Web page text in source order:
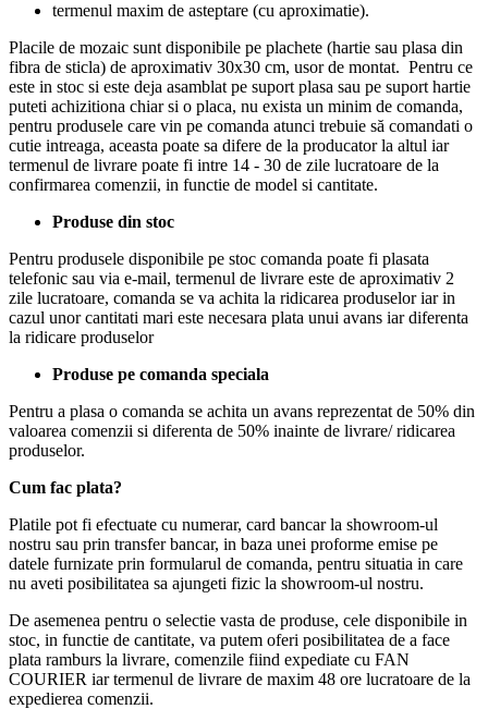
termenul maxim de asteptare (cu aproximatie).
Placile de mozaic sunt disponibile pe plachete (hartie sau plasa din
fibra de sticla) de aproximativ 30x30 cm, usor de montat. Pentru ce
este in stoc si este deja asamblat pe suport plasa sau pe suport hartie
puteti achizitiona chiar si o placa, nu exista un minim de comanda,
pentru produsele care vin pe comanda atunci trebuie să comandati o
cutie intreaga, aceasta poate sa difere de la producator la altul iar
termenul de livrare poate fi intre 14 - 30 de zile lucratoare de la
confirmarea comenzii, in functie de model si cantitate.
Produse din stoc
Pentru produsele disponibile pe stoc comanda poate fi plasata
telefonic sau via e-mail, termenul de livrare este de aproximativ 2
zile lucratoare, comanda se va achita la ridicarea produselor iar in
cazul unor cantitati mari este necesara plata unui avans iar diferenta
la ridicare produselor
Produse pe comanda speciala
Pentru a plasa o comanda se achita un avans reprezentat de 50% din
valoarea comenzii si diferenta de 50% inainte de livrare/ ridicarea
produselor.
Cum fac plata?
Platile pot fi efectuate cu numerar, card bancar la showroom-ul
nostru sau prin transfer bancar, in baza unei proforme emise pe
datele furnizate prin formularul de comanda, pentru situatia in care
nu aveti posibilitatea sa ajungeti fizic la showroom-ul nostru.
De asemenea pentru o selectie vasta de produse, cele disponibile in
stoc, in functie de cantitate, va putem oferi posibilitatea de a face
plata ramburs la livrare, comenzile fiind expediate cu FAN
COURIER iar termenul de livrare de maxim 48 ore lucratoare de la
expedierea comenzii.